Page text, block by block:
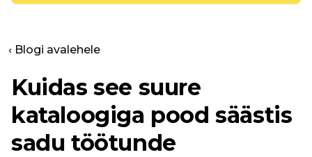
‹ Blogi avalehele
Kuidas see suure
kataloogiga pood säästis
sadu töötunde